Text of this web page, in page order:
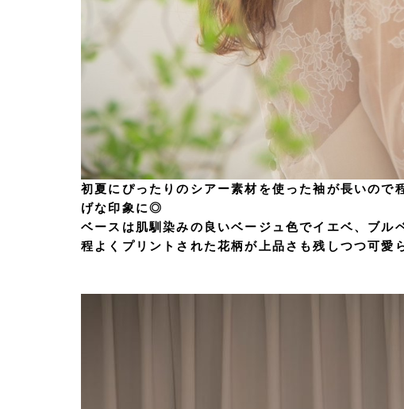
初夏にぴったりのシアー素材を使った袖が長いので
げな印象に◎
ベースは肌馴染みの良いベージュ色でイエベ、ブ
程よくプリントされた花柄が上品さも残しつつ可愛